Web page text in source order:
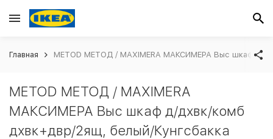
Главная METOD МЕТОД / MAXIMERA МАКСИМЕРА Выс шкаф д/
METOD МЕТОД / MAXIMERA
МАКСИМЕРА Выс шкаф д/дхвк/комб
дхвк+двр/2ящ, белый/Кунгсбакка